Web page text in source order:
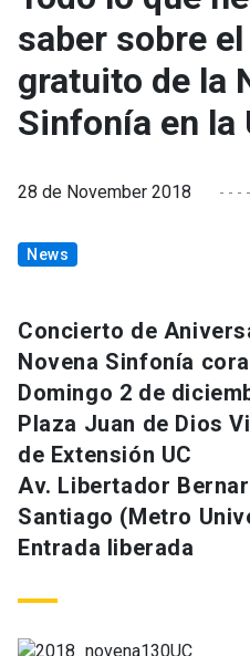
saber sobre
gratuito de la
Sinfonía en la
28 de November 2018
News
Concierto de
Novena Sinfonía
Domingo 2 de
Plaza Juan de Dios
de Extensión UC
Av. Libertador
Santiago (Metro
Entrada liberada